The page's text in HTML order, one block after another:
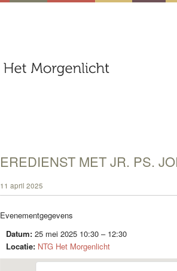
EREDIENST MET JR. PS.
11 april 2025
Evenementgegevens
Datum: 25 mei 2025 10:30– 12:30
Locatie: NTG Het Morgenlicht